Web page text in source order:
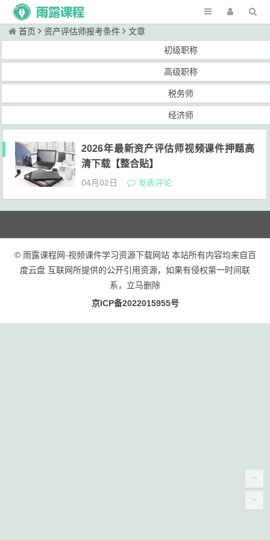
首页 资产评估师报考条件
文章
初级职称
高级职称
税务师
经济师
2026年最新资产评估师视频课件押题高
清下载【整合贴】
04月02日 发表评论
© 雨露课程网-视频课件学习资源下载网站 本站所有内容均来自百
度云盘 互联网所提供的公开引用资源，如果有侵权第一时间联
系，立马删除
京ICP备2022015955号